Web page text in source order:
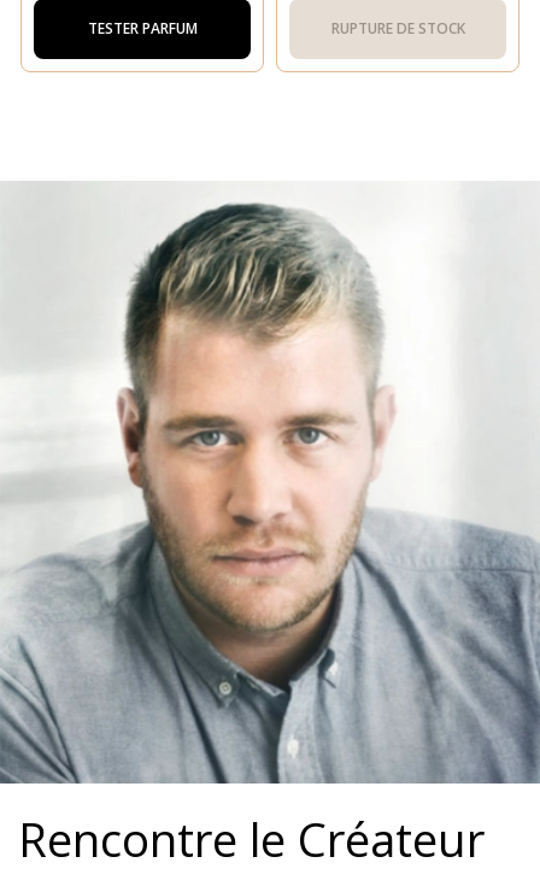
TESTER PARFUM RUPTURE DE STOCK
Rencontre le Créateur